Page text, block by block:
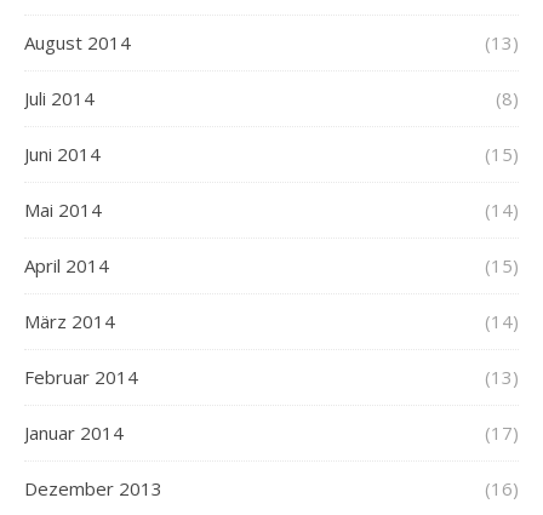
August 2014 (13)
Juli 2014 (8)
Juni 2014 (15)
Mai 2014 (14)
April 2014 (15)
März 2014 (14)
Februar 2014 (13)
Januar 2014 (17)
Dezember 2013 (16)